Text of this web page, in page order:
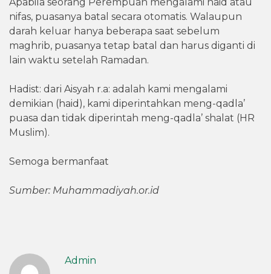
Apabila seorang Perempuan mengalami haid atau
nifas, puasanya batal secara otomatis. Walaupun
darah keluar hanya beberapa saat sebelum
maghrib, puasanya tetap batal dan harus diganti di
lain waktu setelah Ramadan.
Hadist: dari Aisyah r.a: adalah kami mengalami
demikian (haid), kami diperintahkan meng-qadla’
puasa dan tidak diperintah meng-qadla’ shalat (HR
Muslim).
Semoga bermanfaat
Sumber: Muhammadiyah.or.id
Admin